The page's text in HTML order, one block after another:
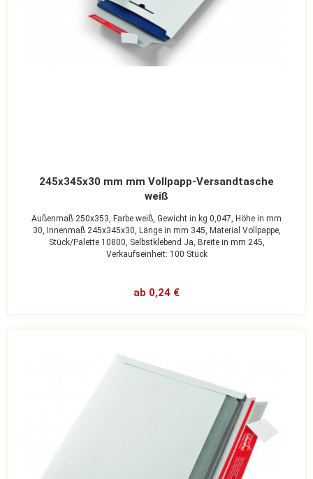
245x345x30 mm mm Vollpapp-Versandtasche
weiß
Außenmaß 250x353, Farbe weiß, Gewicht in kg 0,047, Höhe in mm
30, Innenmaß 245x345x30, Länge in mm 345, Material Vollpappe,
Stück/Palette 10800, Selbstklebend Ja, Breite in mm 245,
Verkaufseinheit: 100 Stück
ab 0,24 €